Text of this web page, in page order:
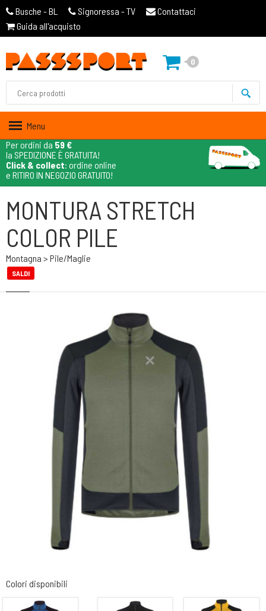
Busche - BL Signoressa - TV
Contattaci
Guida all'acquisto
0
Menu
Per ordini da 59 €
la SPEDIZIONE È GRATUITA!
Click & collect: ordine online
e RITIRO IN NEGOZIO GRATUITO!
MONTURA STRETCH
COLOR PILE
Montagna > Pile/maglie
SALDI
Colori disponibili